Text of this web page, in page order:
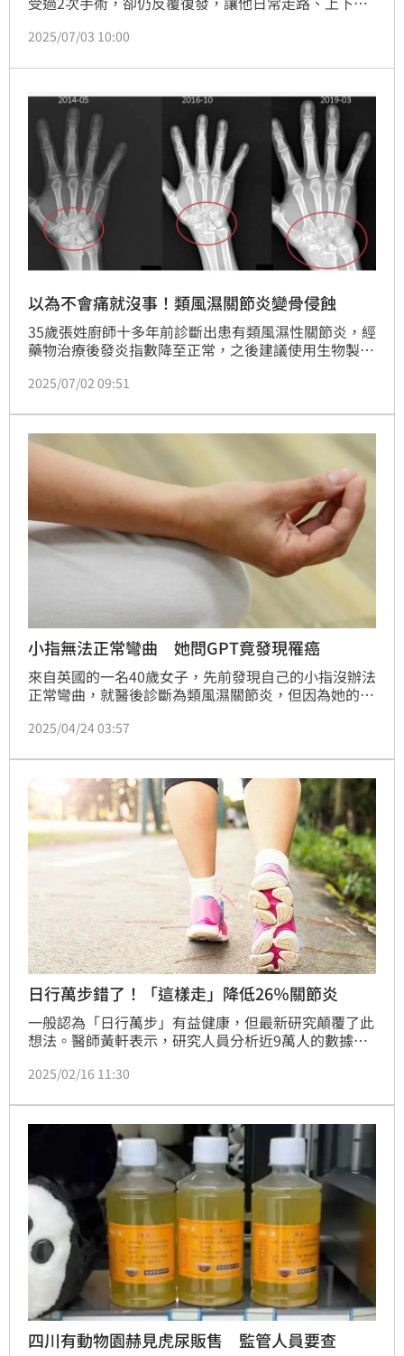
於查明病因為罕見的「滑膜軟骨瘤病」，經以關節鏡微
恢復正常行走，重拾生活品質。（記者：簡浩正）
2025/07/03 10:00
以為不會痛就沒事！類風濕關節炎變骨侵蝕
35歲張姓廚師十多年前診斷出患有類風濕性關節炎，經
藥物治療後發炎指數降至正常，之後建議使用生物製劑
「不痛就沒事」，直到又出現關節疼痛症狀，回診檢查
不同生物製劑治療，破壞狀況才恢復穩定。
2025/07/02 09:51
小指無法正常彎曲 她問GPT竟發現罹癌
來自英國的一名40歲女子，先前發現自己的小指沒辦法
正常彎曲，就醫後診斷為類風濕關節炎，但因為她的狀
續她再次到醫院向醫生求助後，原先醫生對ChatGPT的
罹患癌症。
2025/04/24 03:57
日行萬步錯了！「這樣走」降低26％關節炎
一般認為「日行萬步」有益健康，但最新研究顛覆了此
想法。醫師黃軒表示，研究人員分析近9萬人的數據發
發病率無直接相關性，關鍵在「步行強度」。平常慢慢
或慢跑的步伐（步伐頻率≥60步/分鐘），才能顯著降
低患膝蓋關節炎的風險。」
2025/02/16 11:30
四川有動物園赫見虎尿販售 監管人員要查